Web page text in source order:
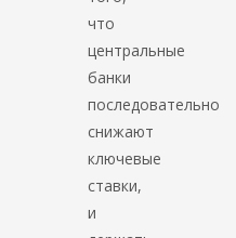
что
центральные
банки
последовательно
снижают
ключевые
ставки,
и